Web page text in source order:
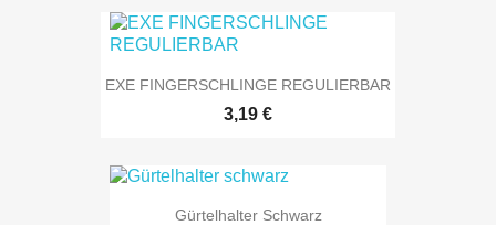
EXE FINGERSCHLINGE REGULIERBAR
3,19 €
Gürtelhalter Schwarz